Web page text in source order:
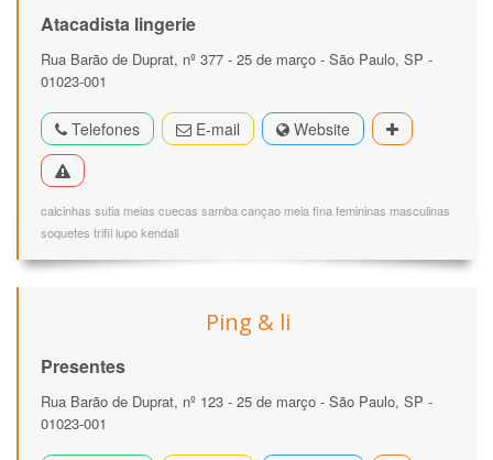
Atacadista lingerie
Rua Barão de Duprat, nº 377 - 25 de março - São Paulo, SP -
01023-001
Telefones E-mail Website
calcinhas sutia meias cuecas samba cançao meia fina femininas masculinas
soquetes trifil lupo kendall
Ping & li
Presentes
Rua Barão de Duprat, nº 123 - 25 de março - São Paulo, SP -
01023-001